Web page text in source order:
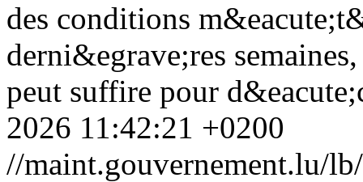
des conditions
derni&egrave;res
peut suffire pour
2026 11:42:21 +0200
//maint.gouvernement.lu/